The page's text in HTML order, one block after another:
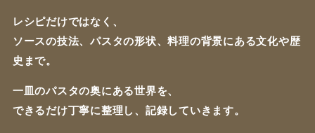
レシピだけではなく、
ソースの技法、パスタの形状、料理の背景にある文化や歴
史まで。
一皿のパスタの奥にある世界を、
できるだけ丁寧に整理し、記録していきます。